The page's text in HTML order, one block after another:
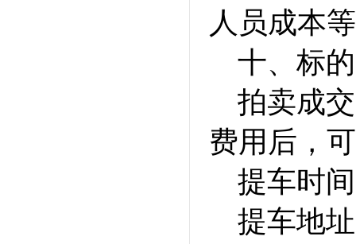
人员成本
十、标
拍卖成
费用后，
提车时
提车地